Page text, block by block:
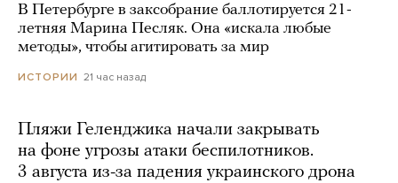
В Петербурге в заксобрание баллотируется 21-
летняя Марина Песляк. Она «искала любые
методы», чтобы агитировать за мир
ИСТОРИИ 21 час назад
Пляжи Геленджика начали закрывать
на фоне угрозы атаки беспилотников.
3 августа из-за падения украинского дрона